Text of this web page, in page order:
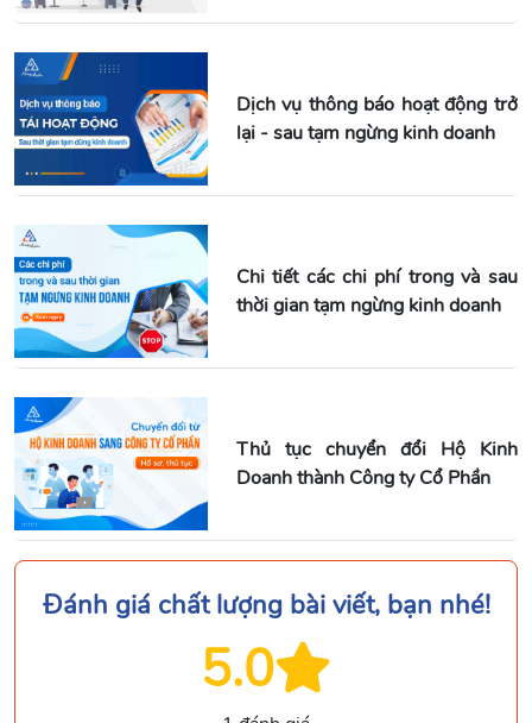
Dịch vụ thông báo hoạt động trở
lại - sau tạm ngừng kinh doanh
Chi tiết các chi phí trong và sau
thời gian tạm ngừng kinh doanh
Thủ tục chuyển đổi Hộ Kinh
Doanh thành Công ty Cổ Phần
Đánh giá chất lượng bài viết, bạn nhé!
5.0